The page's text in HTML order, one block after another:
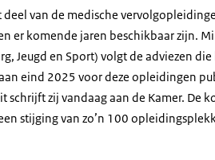
deel van de medische
er komende jaren beschikbaar zijn.
Jeugd en Sport) volgt de adviezen
eind 2025 voor deze opleidingen
schrijft zij vandaag aan de Kamer. De
stijging van zo’n 100